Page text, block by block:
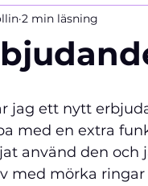
2 min läsning
jag ett nytt
med en extra
använd den
med mörka